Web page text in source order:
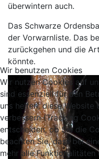
überwintern auch.
Das Schwarze
der Vorwarnliste. Das
zurückgehen und die
könnte.
Wir benutzen Cookies
Wir nutzen Cookies auf
sind essenziell für den
uns helfen, diese
verbessern (Tracking
entscheiden, ob Sie die
beachten Sie, dass bei
mehr alle